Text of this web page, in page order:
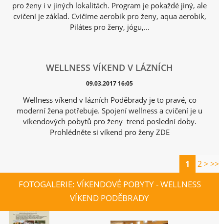
pro ženy i v jiných lokalitách. Program je pokaždé jiný, ale
cvičení je základ. Cvičíme aerobik pro ženy, aqua aerobik,
Pilátes pro ženy, jógu,...
WELLNESS VÍKEND V LÁZNÍCH
09.03.2017 16:05
Wellness víkend v lázních Poděbrady je to pravé, co
moderní žena potřebuje. Spojení wellness a cvičení je u
víkendových pobytů pro ženy trend poslední doby.
Prohlédněte si víkend pro ženy ZDE
1 2>>>
FOTOGALERIE: VÍKENDOVÉ POBYTY - WELLNESS
VÍKEND PODĚBRADY